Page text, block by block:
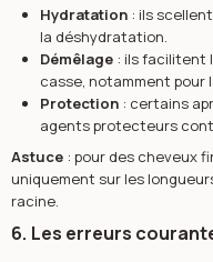
Hydratation: ils
la déshydratation.
Démêlage: ils facilitent
casse, notamment pour
Protection: certains
agents protecteurs
Astuce: pour des cheveux
uniquement sur les
racine.
6. Les erreurs